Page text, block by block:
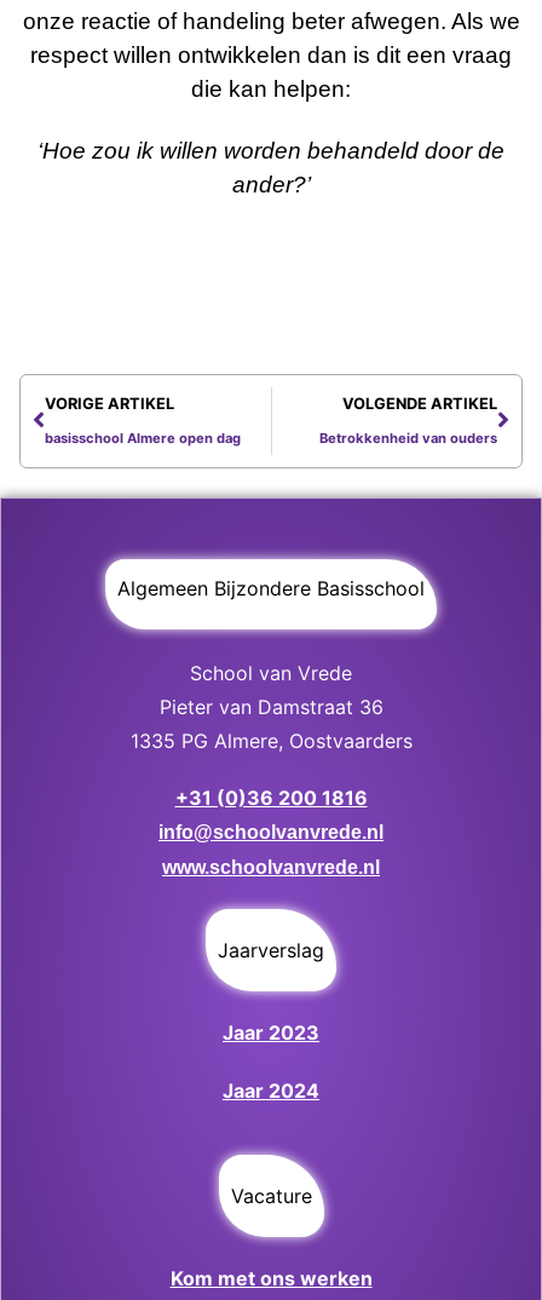
onze reactie of handeling beter afwegen. Als we
respect willen ontwikkelen dan is dit een vraag
die kan helpen:
‘Hoe zou ik willen worden behandeld door de
ander?’
VORIGE ARTIKEL
basisschool Almere open dag
VOLGENDE ARTIKEL
Betrokkenheid van ouders
Algemeen Bijzondere Basisschool
School van Vrede
Pieter van Damstraat 36
1335 PG Almere, Oostvaarders
+31 (0)36 200 1816
info@schoolvanvrede.nl
www.schoolvanvrede.nl
Jaarverslag
Jaar 2023
Jaar 2024
Vacature
Kom met ons werken